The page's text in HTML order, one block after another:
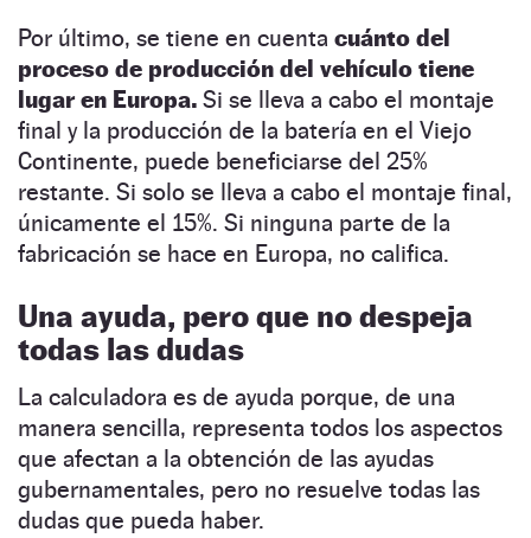
Por último, se tiene en cuenta cuánto del
proceso de producción del vehículo tiene
lugar en Europa. Si se lleva a cabo el montaje
final y la producción de la batería en el Viejo
Continente, puede beneficiarse del 25%
restante. Si solo se lleva a cabo el montaje final,
únicamente el 15%. Si ninguna parte de la
fabricación se hace en Europa, no califica.
Una ayuda, pero que no despeja
todas las dudas
La calculadora es de ayuda porque, de una
manera sencilla, representa todos los aspectos
que afectan a la obtención de las ayudas
gubernamentales, pero no resuelve todas las
dudas que pueda haber.